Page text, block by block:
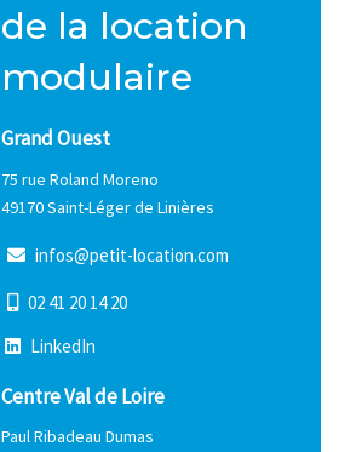
de la location
modulaire
Grand Ouest
75 rue Roland Moreno
49170 Saint-Léger de Linières
infos@petit-location.com
02 41 20 14 20
LinkedIn
Centre Val de Loire
Paul Ribadeau Dumas